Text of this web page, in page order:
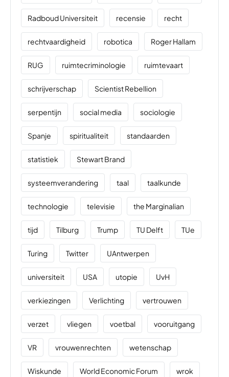
Radboud Universiteit recensie recht
rechtvaardigheid robotica Roger Hallam
RUG ruimtecriminologie ruimtevaart
schrijverschap Scientist Rebellion
serpentijn social media sociologie
Spanje spiritualiteit standaarden
statistiek Stewart Brand
systeemverandering taal taalkunde
technologie televisie the Marginalian
tijd Tilburg Trump TU Delft TUe
Turing Twitter UAntwerpen
universiteit USA utopie UvH
verkiezingen Verlichting vertrouwen
verzet vliegen voetbal vooruitgang
VR vrouwenrechten wetenschap
Wiskunde World Economic Forum wrok